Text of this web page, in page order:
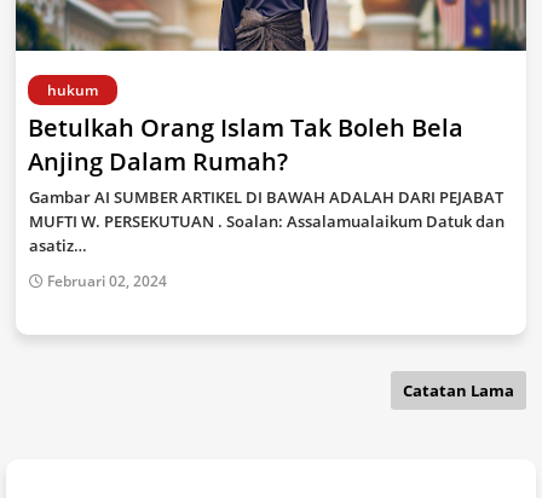
hukum
Betulkah Orang Islam Tak Boleh Bela
Anjing Dalam Rumah?
Gambar AI SUMBER ARTIKEL DI BAWAH ADALAH DARI PEJABAT
MUFTI W. PERSEKUTUAN . Soalan: Assalamualaikum Datuk dan
asatiz…
Februari 02, 2024
Catatan Lama